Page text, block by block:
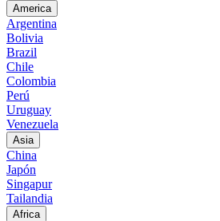
America
Argentina
Bolivia
Brazil
Chile
Colombia
Perú
Uruguay
Venezuela
Asia
China
Japón
Singapur
Tailandia
Africa